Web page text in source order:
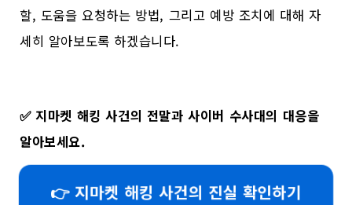
할, 도움을 요청하는 방법, 그리고 예방 조치에 대해 자
세히 알아보도록 하겠습니다.
✅지마켓 해킹 사건의 전말과 사이버 수사대의 대응을
알아보세요.
👉 지마켓 해킹 사건의 진실 확인하기